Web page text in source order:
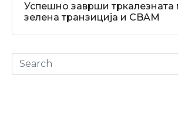
Успешно заврши тркалезната
зелена транзиција и CBAM